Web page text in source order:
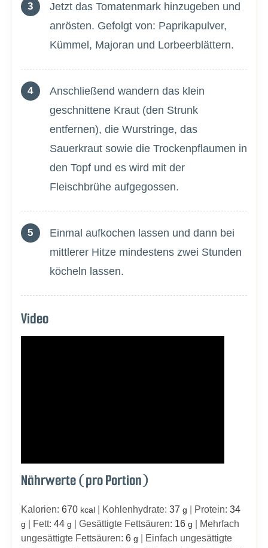
Jetzt das Tomatenmark hinzugeben und
anrösten. Gefolgt von: Paprikapulver,
Kümmel, Majoran und Lorbeerblättern.
Anschließend wandern das klein
geschnittene Kraut (den Strunk
entfernen), die Wurstringe, das
Sauerkraut sowie die Trockenpflaumen in
den Topf und es wird mit der
Fleischbrühe aufgegossen.
Einmal aufkochen lassen und dann bei
mittlerer Hitze mindestens zwei Stunden
köcheln lassen.
Video
Nährwerte (pro Portion)
Kalorien: 670 kcal | Kohlenhydrate: 37 g Protein: 34
g Fett: 44 g Gesättigte Fettsäuren: 16 g
Mehrfach
ungesättigte Fettsäuren: 6 g
Einfach ungesättigte